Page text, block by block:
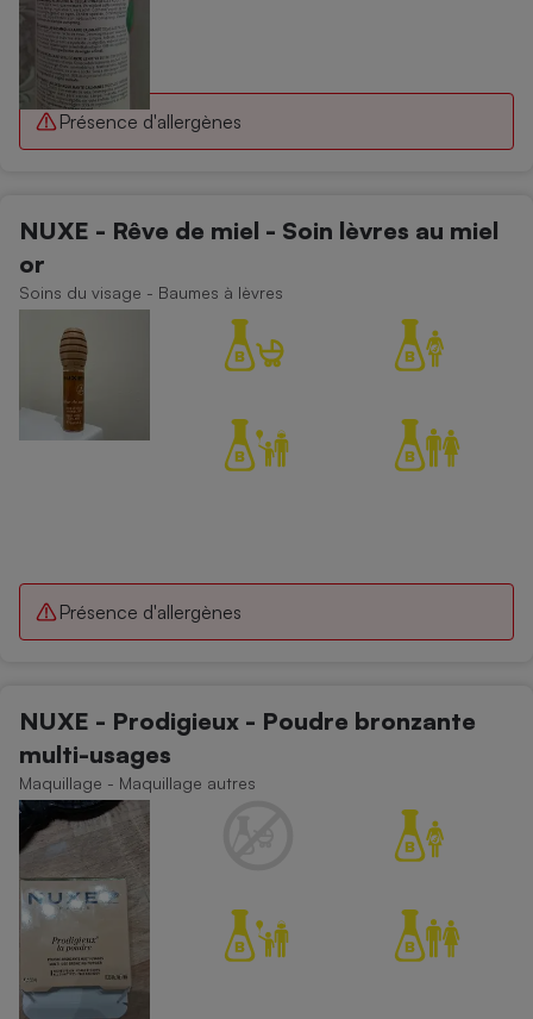
Présence d'allergènes
NUXE - Rêve de miel - Soin lèvres au miel
or
Soins du visage - Baumes à lèvres
Présence d'allergènes
NUXE - Prodigieux - Poudre bronzante
multi-usages
Maquillage - Maquillage autres